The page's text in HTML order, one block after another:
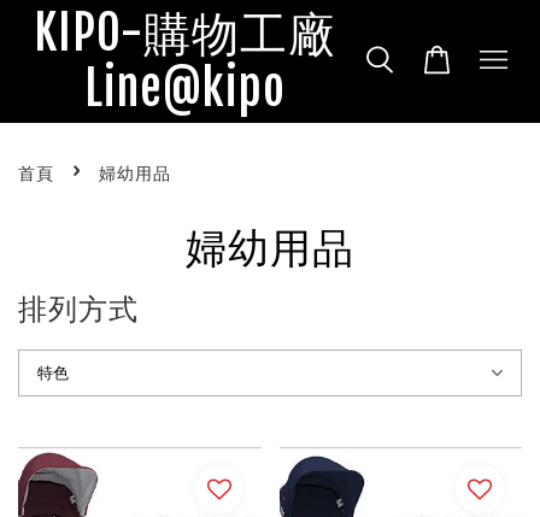
KIPO-購物工廠
Line@kipo
首頁 › 婦幼用品
婦幼用品
排列方式